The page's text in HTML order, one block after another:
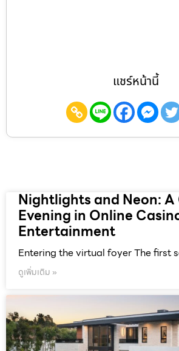
แชร์หน้านี้
Nightlights and Neon: A
Evening in Online
Entertainment
Entering the virtual foyer The first
ดูเพิ่มเติม »